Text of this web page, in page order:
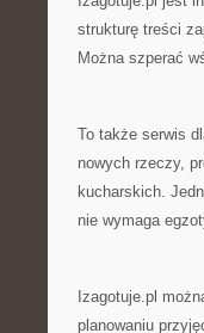
strukturę treści
Można szperać
To także serwis
nowych rzeczy,
kucharskich.
nie wymaga
Izagotuje.pl
planowaniu